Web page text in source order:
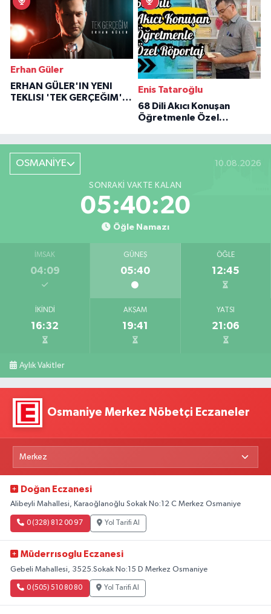
Erhan Güler
ERHAN GÜLER'IN YENI
TEKLISI 'TEK GERÇEĞIM'LE
Enis Tataroğlu
68 Dili Akıcı Konuşan
Öğretmenle Özel
OSMANİYE 10.08.2026
SONRAKI VAKTE KALAN
05:40:19
Öğle Namazı
İMSAK
04:09
GÜNEŞ
05:40
ÖĞLE
12:45
İKINDI
16:32
AKŞAM
19:41
YATSI
21:06
Aylık Vakitler
Osmaniye Merkez Nöbetçi Eczaneler
Doğan Eczanesi
Alibeyli Mahallesi, Karaoğlanoğlu Sokak No:12 C Merkez Osmaniye
0 (328) 812 00 97 Yol Tarifi Al
Müderrısoglu Eczanesi
Gebeli Mahallesi, 3525.Sokak No:15 D Merkez Osmaniye
0 (505) 510 80 80 Yol Tarifi Al